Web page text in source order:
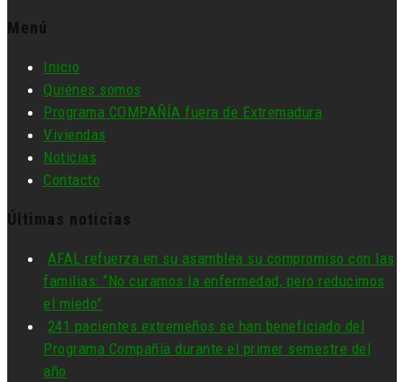
Menú
Inicio
Quiénes somos
Programa COMPAÑÍA fuera de Extremadura
Viviendas
Noticias
Contacto
Últimas noticias
AFAL refuerza en su asamblea su compromiso con las
familias: “No curamos la enfermedad, pero reducimos
el miedo”
241 pacientes extremeños se han beneficiado del
Programa Compañía durante el primer semestre del
año